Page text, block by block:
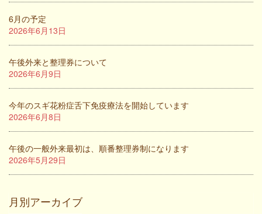
6月の予定
2026年6月13日
午後外来と整理券について
2026年6月9日
今年のスギ花粉症舌下免疫療法を開始しています
2026年6月8日
午後の一般外来最初は、順番整理券制になります
2026年5月29日
月別アーカイブ